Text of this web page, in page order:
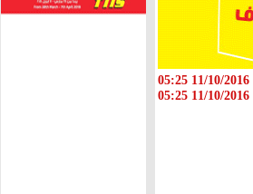
11/10/2016 05:25
11/10/2016 05:25